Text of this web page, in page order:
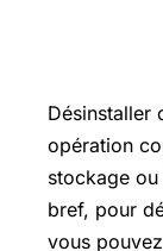
Désinstaller
opération
stockage
bref, pour
vous